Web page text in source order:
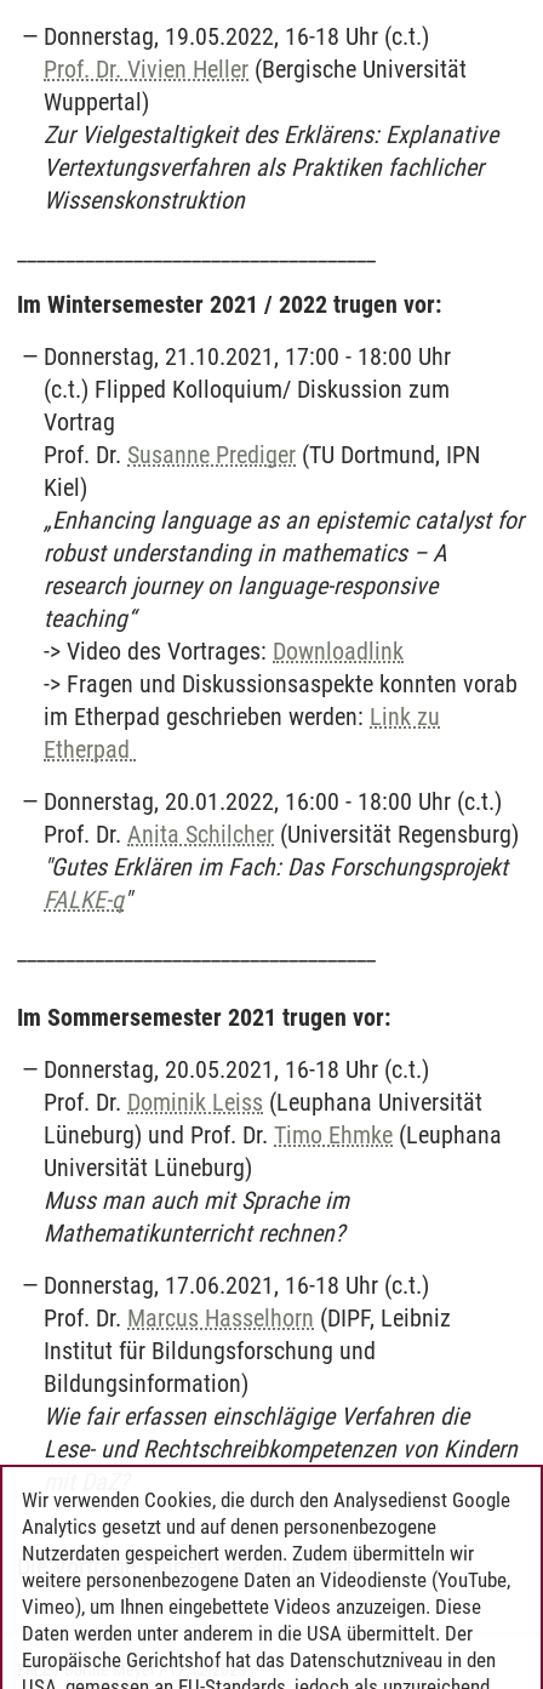
Donnerstag, 19.05.2022, 16-18 Uhr (c.t.)
Prof. Dr. Vivien Heller (Bergische Universität
Wuppertal)
Zur Vielgestaltigkeit des Erklärens: Explanative
Vertextungsverfahren als Praktiken fachlicher
Wissenskonstruktion
Im Wintersemester 2021 / 2022 trugen vor:
Donnerstag, 21.10.2021, 17:00 - 18:00 Uhr
(c.t.) Flipped Kolloquium/ Diskussion zum
Vortrag
Prof. Dr. Susanne Prediger (TU Dortmund, IPN
Kiel)
„Enhancing language as an epistemic catalyst for
robust understanding in mathematics – A
research journey on language-responsive
teaching“
-> Video des Vortrages: Downloadlink
-> Fragen und Diskussionsaspekte konnten vorab
im Etherpad geschrieben werden: Link zu
Etherpad ​​
Donnerstag, 20.01.2022, 16:00 - 18:00 Uhr (c.t.)
Prof. Dr.Anita Schilcher (Universität Regensburg)
"Gutes Erklären im Fach: Das Forschungsprojekt
FALKE-q"
Im Sommersemester 2021 trugen vor:
Donnerstag, 20.05.2021, 16-18 Uhr (c.t.)
Prof. Dr. Dominik Leiss (Leuphana Universität
Lüneburg) und Prof. Dr.Timo Ehmke (Leuphana
Universität Lüneburg)
Muss man auch mit Sprache im
Mathematikunterricht rechnen?
Donnerstag, 17.06.2021, 16-18 Uhr (c.t.)
Prof. Dr. Marcus Hasselhorn (DIPF, Leibniz
Institut für Bildungsforschung und
Bildungsinformation)
Wie fair erfassen einschlägige Verfahren die
Lese- und Rechtschreibkompetenzen von Kindern
Die Vorträge fanden via ZOOM statt.
ERLE / Dörthe Meyer/17.12.2025
Wir verwenden Cookies, die durch den Analysedienst Google
Analytics gesetzt und auf denen personenbezogene
Nutzerdaten gespeichert werden. Zudem übermitteln wir
weitere personenbezogene Daten an Videodienste (YouTube,
Vimeo), um Ihnen eingebettete Videos anzuzeigen. Diese
Daten werden unter anderem in die USA übermittelt. Der
Europäische Gerichtshof hat das Datenschutzniveau in den